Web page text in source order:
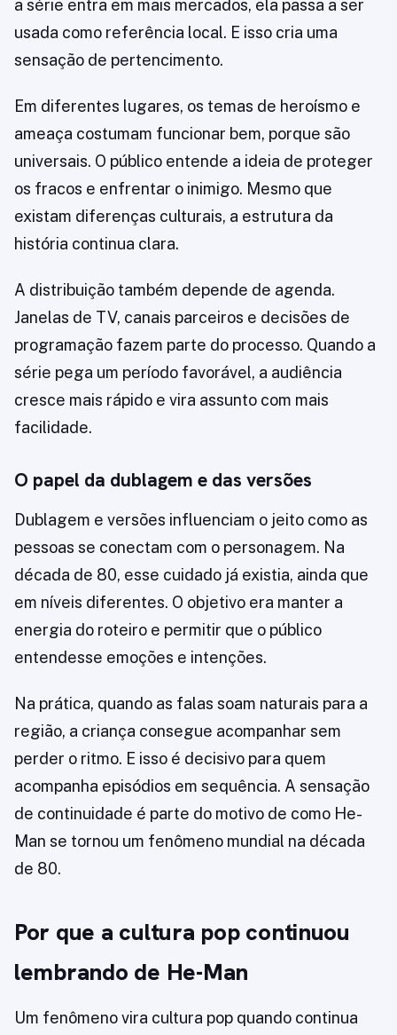
a série entra em mais mercados, ela passa a ser
usada como referência local. E isso cria uma
sensação de pertencimento.
Em diferentes lugares, os temas de heroísmo e
ameaça costumam funcionar bem, porque são
universais. O público entende a ideia de proteger
os fracos e enfrentar o inimigo. Mesmo que
existam diferenças culturais, a estrutura da
história continua clara.
A distribuição também depende de agenda.
Janelas de TV, canais parceiros e decisões de
programação fazem parte do processo. Quando a
série pega um período favorável, a audiência
cresce mais rápido e vira assunto com mais
facilidade.
O papel da dublagem e das versões
Dublagem e versões influenciam o jeito como as
pessoas se conectam com o personagem. Na
década de 80, esse cuidado já existia, ainda que
em níveis diferentes. O objetivo era manter a
energia do roteiro e permitir que o público
entendesse emoções e intenções.
Na prática, quando as falas soam naturais para a
região, a criança consegue acompanhar sem
perder o ritmo. E isso é decisivo para quem
acompanha episódios em sequência. A sensação
de continuidade é parte do motivo de como He-
Man se tornou um fenômeno mundial na década
de 80.
Por que a cultura pop continuou
lembrando de He-Man
Um fenômeno vira cultura pop quando continua